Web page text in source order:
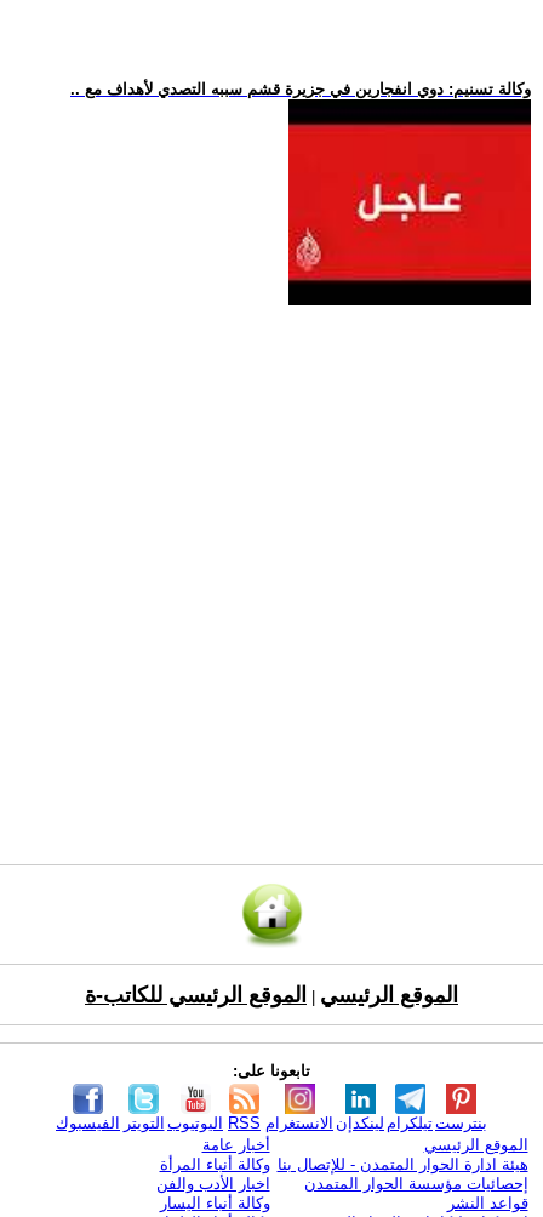
.. وكالة تسنيم: دوي انفجارين في جزيرة قشم سببه التصدي لأهداف مع
الموقع الرئيسي الموقع الرئيسي للكاتب-ة
تابعونا على:
الفيسبوك التويتر اليوتيوب RSS الانستغرام لينكدإن تيلكرامبنترست
الموقع الرئيسي
هيئة ادارة الحوار المتمدن - للإتصال بنا
إحصائيات مؤسسة الحوار المتمدن
قواعد النشر
أخبار عامة
وكالة أنباء المرأة
اخبار الأدب والفن
وكالة أنباء اليسار